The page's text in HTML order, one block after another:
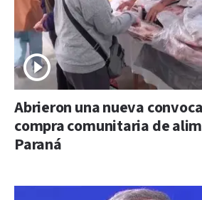
Abrieron una nueva
compra comunitaria de
Paraná